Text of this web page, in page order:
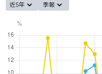
近5年 季報